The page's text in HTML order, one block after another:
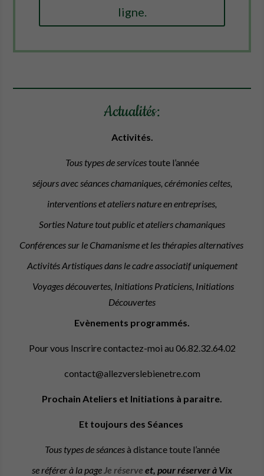
ligne.
Actualités:
Activités.
Tous types de servicestoute l’année
séjours avec séances chamaniques, cérémonies celtes,
interventions et ateliers nature en entreprises,
Sorties Nature tout public et ateliers chamaniques
Conférences sur le Chamanisme et les thérapies alternatives
Activités Artistiques dans le cadre associatif uniquement
Voyages découvertes, Initiations Praticiens, Initiations
Découvertes
Evènements programmés.
Pour vous Inscrire contactez-moi au 06.82.32.64.02
contact@allezverslebienetre.com
Prochain Ateliers et Initiations à paraitre.
Et toujours des Séances
Tous types de séancesà distance toute l’année
se référer à la pageJe réserve et, pour réserver à Vix